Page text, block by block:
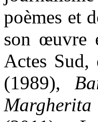
poèmes et
son œuvre
Actes
(1989),